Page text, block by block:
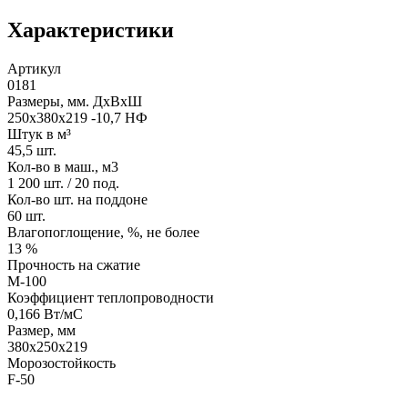
Характеристики
Артикул
0181
Размеры, мм. ДхВхШ
250х380х219 -10,7 НФ
Штук в м³
45,5 шт.
Кол-во в маш., м3
1 200 шт. / 20 под.
Кол-во шт. на поддоне
60 шт.
Влагопоглощение, %, не более
13 %
Прочность на сжатие
М-100
Коэффициент теплопроводности
0,166 Вт/мС
Размер, мм
380x250x219
Морозостойкость
F-50